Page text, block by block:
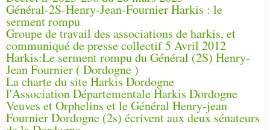
Général-2S-Henry-Jean-Fournier Harkis : le
serment rompu
Groupe de travail des associations de harkis, et
communiqué de presse collectif 5 Avril 2012
Harkis:Le serment rompu du Général (2S) Henry-
Jean Fournier ( Dordogne )
La charte du site Harkis Dordogne
l'Association Départementale Harkis Dordogne
Veuves et Orphelins et le Général Henry-jean
Fournier Dordogne (2s) écrivent aux deux sénateurs